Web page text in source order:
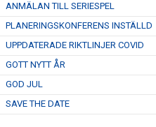
ANMÄLAN TILL SERIESPEL
PLANERINGSKONFERENS INSTÄLLD
UPPDATERADE RIKTLINJER COVID
GOTT NYTT ÅR
GOD JUL
SAVE THE DATE